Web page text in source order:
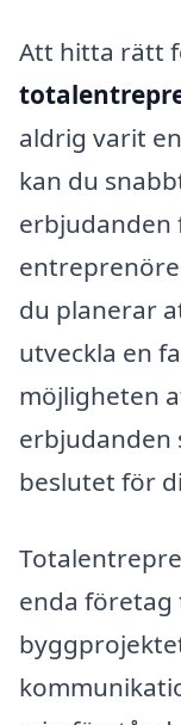
Att hitta rätt
aldrig varit
kan du
erbjudanden
du planerar
utveckla en
möjligheten
erbjudanden
beslutet för
enda företag